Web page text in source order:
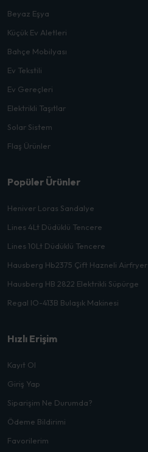
Beyaz Eşya
Küçük Ev Aletleri
Bahçe Mobilyası
Ev Tekstili
Ev Gereçleri
Elektrikli Taşıtlar
Solar Sistem
Flaş Ürünler
Popüler Ürünler
Heniver Loras Sandalye
Lines 4Lt Düdüklü Tencere
Lines 10Lt Düdüklü Tencere
Hausberg Hb2375 Çift Hazneli Airfryer
Hausberg HB 2822 Elektrikli Süpürge
Regal IO-413B Bulaşık Makinesi
Hızlı Erişim
Kayıt Ol
Giriş Yap
Siparişim Ne Durumda?
Ödeme Bildirimi
Favorilerim